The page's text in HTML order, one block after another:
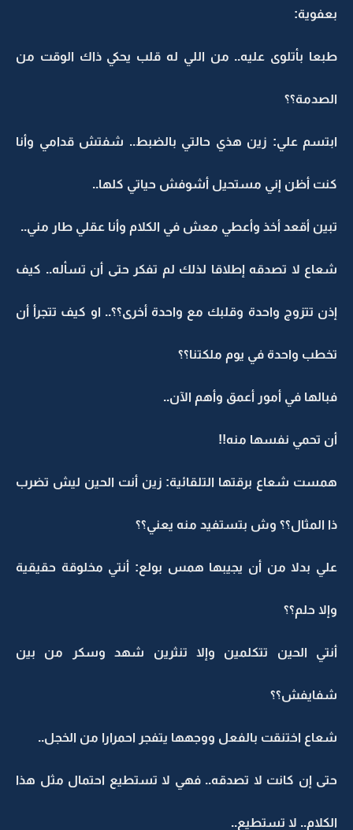
بعفوية:
طبعا بأتلوى عليه.. من اللي له قلب يحكي ذاك الوقت من
الصدمة؟؟
ابتسم علي: زين هذي حالتي بالضبط.. شفتش قدامي وأنا
كنت أظن إني مستحيل أشوفش حياتي كلها..
تبين أقعد أخذ وأعطي معش في الكلام وأنا عقلي طار مني..
شعاع لا تصدقه إطلاقا لذلك لم تفكر حتى أن تسأله.. كيف
إذن تتزوج واحدة وقلبك مع واحدة أخرى؟؟.. او كيف تتجرأ أن
تخطب واحدة في يوم ملكتنا؟؟
فبالها في أمور أعمق وأهم الآن..
أن تحمي نفسها منه!!
همست شعاع برقتها التلقائية: زين أنت الحين ليش تضرب
ذا المثال؟؟ وش بتستفيد منه يعني؟؟
علي بدلا من أن يجيبها همس بولع: أنتي مخلوقة حقيقية
وإلا حلم؟؟
أنتي الحين تتكلمين وإلا تنثرين شهد وسكر من بين
شفايفش؟؟
شعاع اختنقت بالفعل ووجهها يتفجر احمرارا من الخجل..
حتى إن كانت لا تصدقه.. فهي لا تستطيع احتمال مثل هذا
الكلام.. لا تستطيع..